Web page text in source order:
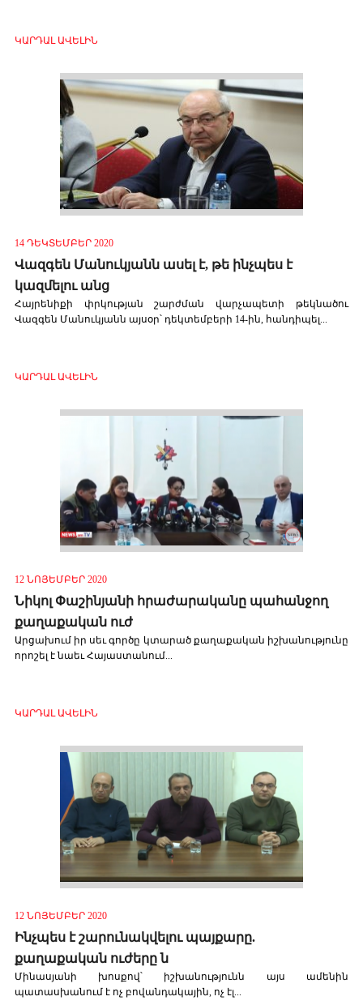
ԿԱՐԴԱԼ ԱՎԵԼԻՆ
14 ԴԵԿՏԵՄԲԵՐ 2020
Վազգեն Մանուկյանն ասել է, թե ինչպես է
կազմելու անց
Հայրենիքի փրկության շարժման վարչապետի թեկնածու
Վազգեն Մանուկյանն այսօր՝ դեկտեմբերի 14-ին, հանդիպել...
ԿԱՐԴԱԼ ԱՎԵԼԻՆ
12 ՆՈՅԵՄԲԵՐ 2020
Նիկոլ Փաշինյանի հրաժարականը պահանջող
քաղաքական ուժ
Արցախում իր սեւ գործը կտարած քաղաքական իշխանությունը
որոշել է նաեւ Հայաստանում...
ԿԱՐԴԱԼ ԱՎԵԼԻՆ
12 ՆՈՅԵՄԲԵՐ 2020
Ինչպես է շարունակվելու պայքարը.
քաղաքական ուժերը ն
Մինասյանի խոսքով՝ իշխանությունն այս ամենին
պատասխանում է ոչ բովանդակային, ոչ էլ...